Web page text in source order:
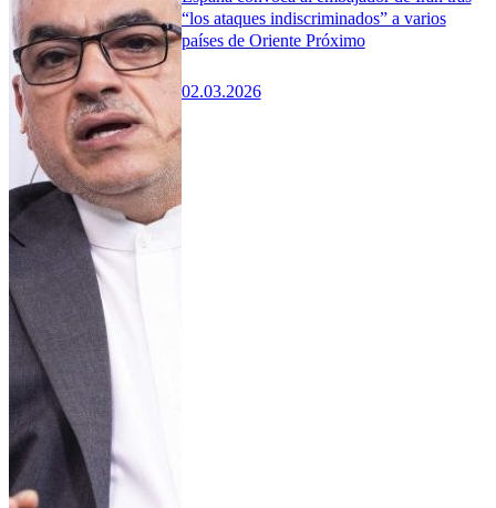
“los ataques indiscriminados” a varios
países de Oriente Próximo
02.03.2026